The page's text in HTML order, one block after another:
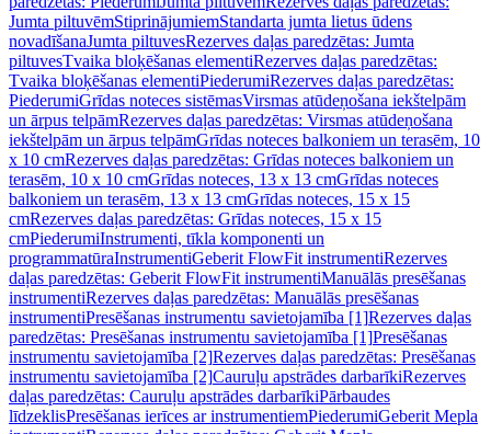
Jumta piltuvēmStiprinājumiemStandarta jumta lietus ūdens
novadīšanaJumta piltuvesRezerves daļas paredzētas: Jumta
piltuvesTvaika bloķēšanas elementiRezerves daļas paredzētas:
Tvaika bloķēšanas elementiPiederumiRezerves daļas paredzētas:
PiederumiGrīdas noteces sistēmasVirsmas atūdeņošana iekštelpām
un ārpus telpāmRezerves daļas paredzētas: Virsmas atūdeņošana
iekštelpām un ārpus telpāmGrīdas noteces balkoniem un terasēm, 10
x 10 cmRezerves daļas paredzētas: Grīdas noteces balkoniem un
terasēm, 10 x 10 cmGrīdas noteces, 13 x 13 cmGrīdas noteces
balkoniem un terasēm, 13 x 13 cmGrīdas noteces, 15 x 15
cmRezerves daļas paredzētas: Grīdas noteces, 15 x 15
cmPiederumiInstrumenti, tīkla komponenti un
programmatūraInstrumentiGeberit FlowFit instrumentiRezerves
daļas paredzētas: Geberit FlowFit instrumentiManuālās presēšanas
instrumentiRezerves daļas paredzētas: Manuālās presēšanas
instrumentiPresēšanas instrumentu savietojamība [1]Rezerves daļas
paredzētas: Presēšanas instrumentu savietojamība [1]Presēšanas
instrumentu savietojamība [2]Rezerves daļas paredzētas: Presēšanas
instrumentu savietojamība [2]Cauruļu apstrādes darbarīkiRezerves
daļas paredzētas: Cauruļu apstrādes darbarīkiPārbaudes
līdzeklisPresēšanas ierīces ar instrumentiemPiederumiGeberit Mepla